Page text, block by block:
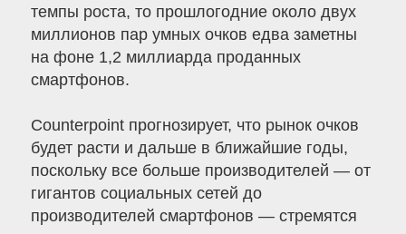
темпы роста, то прошлогодние около двух
миллионов пар умных очков едва заметны
на фоне 1,2 миллиарда проданных
смартфонов.
Counterpoint прогнозирует, что рынок очков
будет расти и дальше в ближайшие годы,
поскольку все больше производителей — от
гигантов социальных сетей до
производителей смартфонов — стремятся